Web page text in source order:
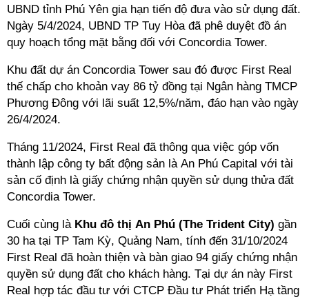
UBND tỉnh Phú Yên gia hạn tiến độ đưa vào sử dụng đất.
Ngày 5/4/2024, UBND TP Tuy Hòa đã phê duyệt đồ án
quy hoạch tổng mặt bằng đối với Concordia Tower.
Khu đất dự án Concordia Tower sau đó được First Real
thế chấp cho khoản vay 86 tỷ đồng tại Ngân hàng TMCP
Phương Đông với lãi suất 12,5%/năm, đáo hạn vào ngày
26/4/2024.
Tháng 11/2024, First Real đã thông qua việc góp vốn
thành lập công ty bất động sản là An Phú Capital với tài
sản cố định là giấy chứng nhận quyền sử dụng thửa đất
Concordia Tower.
Cuối cùng là Khu đô thị An Phú (The Trident City) gần
30 ha tại TP Tam Kỳ, Quảng Nam, tính đến 31/10/2024
First Real đã hoàn thiện và bàn giao 94 giấy chứng nhận
quyền sử dụng đất cho khách hàng. Tại dự án này First
Real hợp tác đầu tư với CTCP Đầu tư Phát triển Hạ tầng